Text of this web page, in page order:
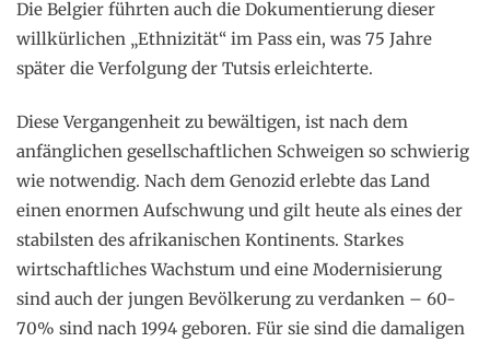
Die Belgier führten auch die Dokumentierung dieser
willkürlichen „Ethnizität“ im Pass ein, was 75 Jahre
später die Verfolgung der Tutsis erleichterte.
Diese Vergangenheit zu bewältigen, ist nach dem
anfänglichen gesellschaftlichen Schweigen so schwierig
wie notwendig. Nach dem Genozid erlebte das Land
einen enormen Aufschwung und gilt heute als eines der
stabilsten des afrikanischen Kontinents. Starkes
wirtschaftliches Wachstum und eine Modernisierung
sind auch der jungen Bevölkerung zu verdanken – 60-
70% sind nach 1994 geboren. Für sie sind die damaligen